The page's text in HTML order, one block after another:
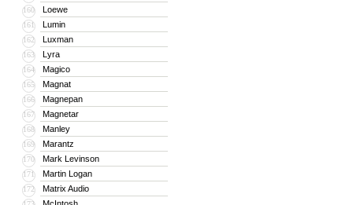
160 Loewe
161 Lumin
162 Luxman
163 Lyra
164 Magico
165 Magnat
166 Magnepan
167 Magnetar
168 Manley
169 Marantz
170 Mark Levinson
171 Martin Logan
172 Matrix Audio